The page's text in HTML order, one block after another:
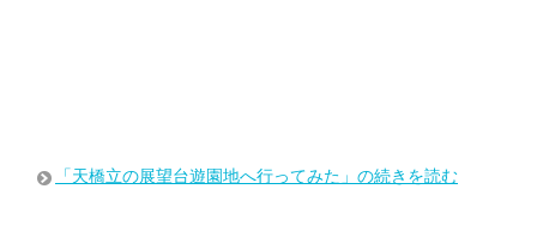
「天橋立の展望台遊園地へ行ってみた」の続きを読む